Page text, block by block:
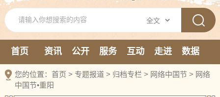
首页 资讯 公开 服务 互动 走进
数据
新媒体
您的位置： 首页 > 专题报道 > 归档专栏 > 网络中国节 > 网络
中国节•重阳